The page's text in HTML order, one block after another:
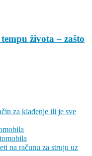
života – zašto
za klađenje ili je sve
na računu za struju uz